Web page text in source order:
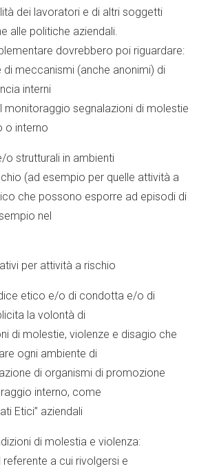
dei lavoratori e di altri soggetti
alle politiche aziendali.
dovrebbero poi riguardare:
di meccanismi (anche anonimi) di
interni
monitoraggio segnalazioni di molestie
o interno
o strutturali in ambienti
(ad esempio per quelle attività a
che possono esporre ad episodi di
nel
per attività a rischio
etico e/o di condotta e/o di
la volontà di
di molestie, violenze e disagio che
ogni ambiente di
di organismi di promozione
interno, come
Etici” aziendali
di molestia e violenza:
a cui rivolgersi e